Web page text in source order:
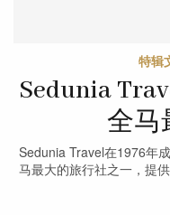
特辑
Sedunia
全马
Sedunia Travel在1976年
马最大的旅行社之一，提